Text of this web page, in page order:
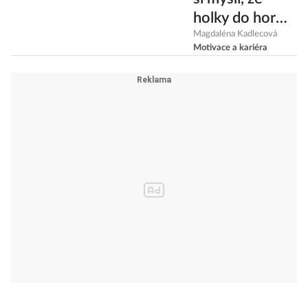
holky do hor
nepatří,“ říká
horolezkyně
Magdaléna Kadlecová
Motivace a kariéra